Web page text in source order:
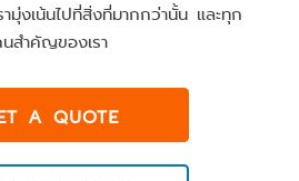
ามุ่งเน้นไปที่สิ่งที่มากกว่านั้น และทุก
นสำคัญของเรา
A QUOTE